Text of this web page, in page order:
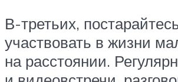
В-третьих,
участвовать в жизни
на расстоянии.